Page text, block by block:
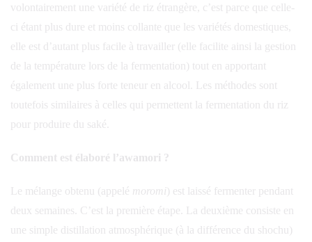
volontairement une variété de riz étrangère, c’est parce que celle-
ci étant plus dure et moins collante que les variétés domestiques,
elle est d’autant plus facile à travailler (elle facilite ainsi la gestion
de la température lors de la fermentation) tout en apportant
également une plus forte teneur en alcool. Les méthodes sont
toutefois similaires à celles qui permettent la fermentation du riz
pour produire du saké.
Comment est élaboré l’awamori ?
Le mélange obtenu (appelé moromi ) est laissé fermenter pendant
deux semaines. C’est la première étape. La deuxième consiste en
une simple distillation atmosphérique (à la différence du shochu)